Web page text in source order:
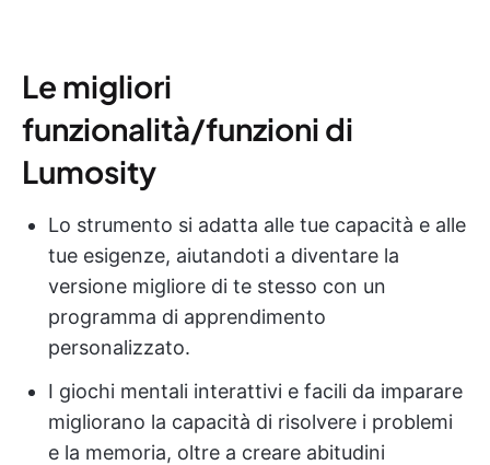
Le migliori
funzionalità/funzioni di
Lumosity
Lo strumento si adatta alle tue capacità e alle
tue esigenze, aiutandoti a diventare la
versione migliore di te stesso con un
programma di apprendimento
personalizzato.
I giochi mentali interattivi e facili da imparare
migliorano la capacità di risolvere i problemi
e la memoria, oltre a creare abitudini